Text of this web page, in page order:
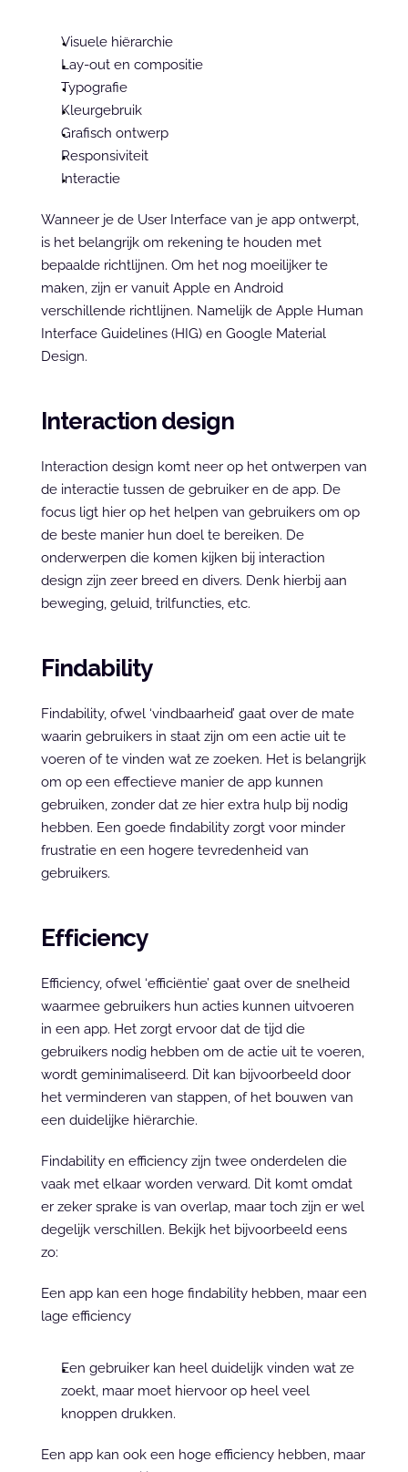
Visuele hiërarchie
Lay-out en compositie
Typografie
Kleurgebruik
Grafisch ontwerp
Responsiviteit
Interactie
Wanneer je de User Interface van je app ontwerpt,
is het belangrijk om rekening te houden met
bepaalde richtlijnen. Om het nog moeilijker te
maken, zijn er vanuit Apple en Android
verschillende richtlijnen. Namelijk de Apple Human
Interface Guidelines (HIG) en Google Material
Design.
Interaction design
Interaction design komt neer op het ontwerpen van
de interactie tussen de gebruiker en de app. De
focus ligt hier op het helpen van gebruikers om op
de beste manier hun doel te bereiken. De
onderwerpen die komen kijken bij interaction
design zijn zeer breed en divers. Denk hierbij aan
beweging, geluid, trilfuncties, etc.
Findability
Findability, ofwel ‘vindbaarheid’ gaat over de mate
waarin gebruikers in staat zijn om een actie uit te
voeren of te vinden wat ze zoeken. Het is belangrijk
om op een effectieve manier de app kunnen
gebruiken, zonder dat ze hier extra hulp bij nodig
hebben. Een goede findability zorgt voor minder
frustratie en een hogere tevredenheid van
gebruikers.
Efficiency
Efficiency, ofwel ‘efficiëntie’ gaat over de snelheid
waarmee gebruikers hun acties kunnen uitvoeren
in een app. Het zorgt ervoor dat de tijd die
gebruikers nodig hebben om de actie uit te voeren,
wordt geminimaliseerd. Dit kan bijvoorbeeld door
het verminderen van stappen, of het bouwen van
een duidelijke hiërarchie.
Findability en efficiency zijn twee onderdelen die
vaak met elkaar worden verward. Dit komt omdat
er zeker sprake is van overlap, maar toch zijn er wel
degelijk verschillen. Bekijk het bijvoorbeeld eens
zo:
Een app kan een hoge findability hebben, maar een
lage efficiency
Een gebruiker kan heel duidelijk vinden wat ze
zoekt, maar moet hiervoor op heel veel
knoppen drukken.
Een app kan ook een hoge efficiency hebben, maar